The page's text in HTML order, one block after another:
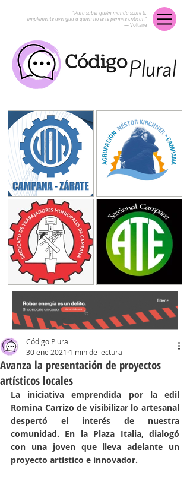
“Para saber quién manda sobre ti,
simplemente averigua a quién no se te permite criticar.”
― Voltaire
Avanza la presentación de proyectos
artísticos locales
Código Plural
30 ene 2021 1 min de lectura
La iniciativa emprendida por la edil
Romina Carrizo de visibilizar lo artesanal
despertó el interés de nuestra
comunidad. En la Plaza Italia, dialogó
con una joven que lleva adelante un
proyecto artístico e innovador.